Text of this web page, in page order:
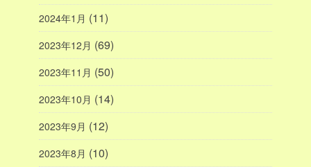
2024年1月 (11)
2023年12月 (69)
2023年11月 (50)
2023年10月 (14)
2023年9月 (12)
2023年8月 (10)